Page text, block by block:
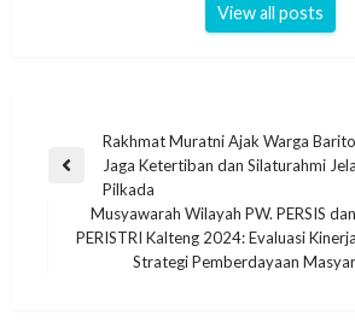
View all posts
Rakhmat Muratni Ajak Warga
Jaga Ketertiban dan Silaturahmi
Pilkada
Musyawarah Wilayah PW. PERSIS
PERISTRI Kalteng 2024: Evaluasi
Strategi Pemberdayaan